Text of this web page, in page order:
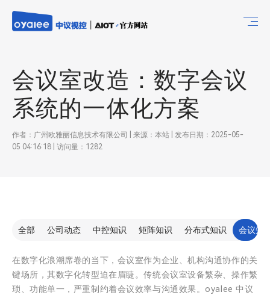
会议室改造：数字会议
系统的一体化方案
作者：广州欧雅丽信息技术有限公司 | 来源：本站 | 发布日期：2025-05-
05 04:16:18 | 访问量：1282
全部 公司动态 中控知识 矩阵知识 分布式知识 会议知
在数字化浪潮席卷的当下，会议室作为企业、机构沟通协作的关
键场所，其数字化转型迫在眉睫。传统会议室设备繁杂、操作繁
琐、功能单一，严重制约着会议效率与沟通效果。oyalee 中议